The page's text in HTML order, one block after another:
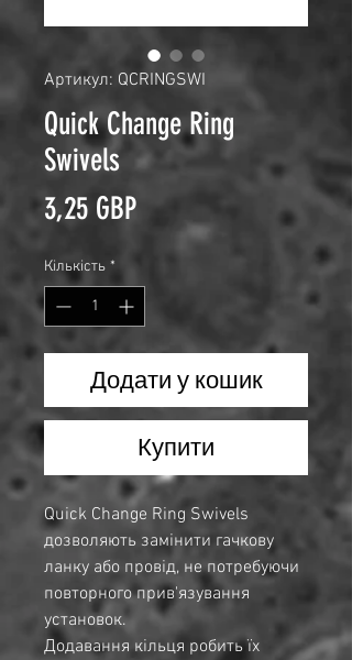
Артикул: QCRINGSWI
Quick Change Ring
Swivels
3,25 GBPЦіна
Кількість *
Додати у кошик
Купити
Quick Change Ring Swivels
дозволяють замінити гачкову
ланку або провід, не потребуючи
повторного прив'язування
установок.
Додавання кільця робить їх